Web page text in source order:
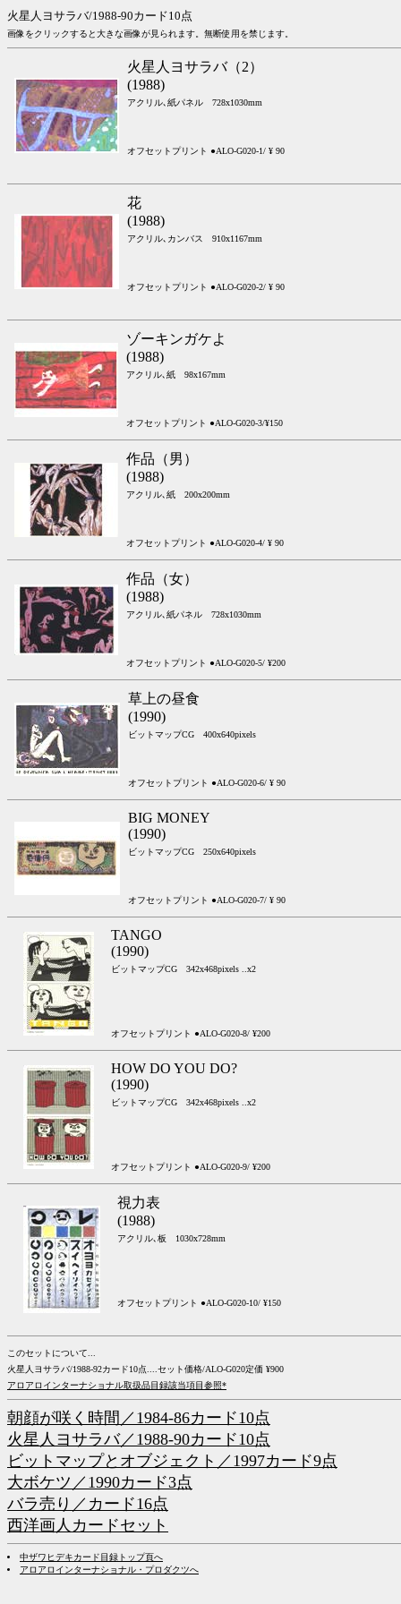
火星人ヨサラバ/1988-90カード10点
画像をクリックすると大きな画像が見られます。無断使用を禁じます。
火星人ヨサラバ（2）
(1988)
アクリル､紙パネル 728x1030mm
オフセットプリント ●ALO-G020-1/ ¥ 90
花
(1988)
アクリル､カンバス 910x1167mm
オフセットプリント ●ALO-G020-2/ ¥ 90
ゾーキンガケよ
(1988)
アクリル､紙 98x167mm
オフセットプリント ●ALO-G020-3/¥150
作品（男）
(1988)
アクリル､紙 200x200mm
オフセットプリント ●ALO-G020-4/ ¥ 90
作品（女）
(1988)
アクリル､紙パネル 728x1030mm
オフセットプリント ●ALO-G020-5/ ¥200
草上の昼食
(1990)
ビットマップCG 400x640pixels
オフセットプリント ●ALO-G020-6/ ¥ 90
BIG MONEY
(1990)
ビットマップCG 250x640pixels
オフセットプリント ●ALO-G020-7/ ¥ 90
TANGO
(1990)
ビットマップCG 342x468pixels ..x2
オフセットプリント ●ALO-G020-8/ ¥200
HOW DO YOU DO?
(1990)
ビットマップCG 342x468pixels ..x2
オフセットプリント ●ALO-G020-9/ ¥200
視力表
(1988)
アクリル､板 1030x728mm
オフセットプリント ●ALO-G020-10/ ¥150
このセットについて...
火星人ヨサラバ/1988-92カード10点....セット価格/ALO-G020定価 ¥900
アロアロインターナショナル取扱品目録該当項目参照*
朝顔が咲く時間／1984-86カード10点
火星人ヨサラバ／1988-90カード10点
ビットマップとオブジェクト／1997カード9点
大ボケツ／1990カード3点
バラ売り／カード16点
西洋画人カードセット
中ザワヒデキカード目録トップ頁へ
アロアロインターナショナル・プロダクツへ